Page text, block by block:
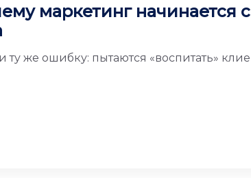
маркетинг начинается с
же ошибку: пытаются «воспитать»